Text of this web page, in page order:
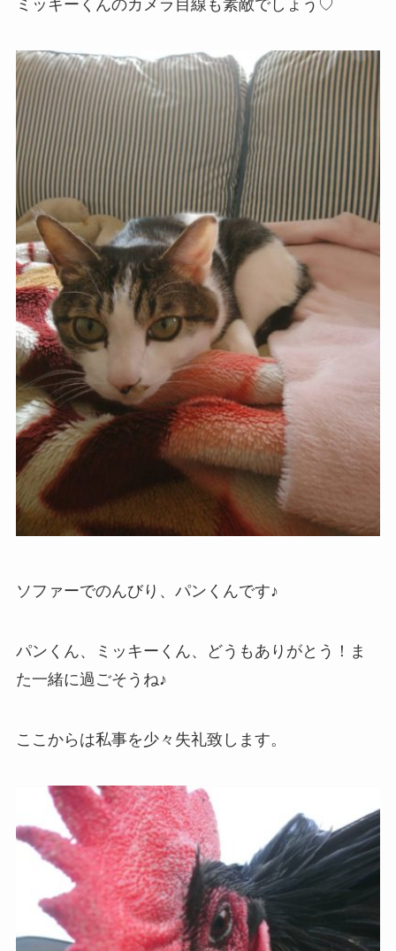
ミッキーくんのカメラ目線も素敵でしょう♡
ソファーでのんびり、パンくんです♪
パンくん、ミッキーくん、どうもありがとう！ま
た一緒に過ごそうね♪
ここからは私事を少々失礼致します。